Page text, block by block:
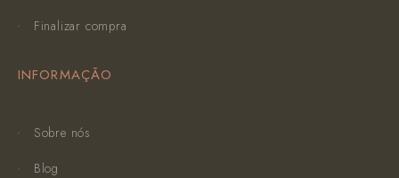
Finalizar compra
INFORMAÇÃO
Sobre nós
Blog